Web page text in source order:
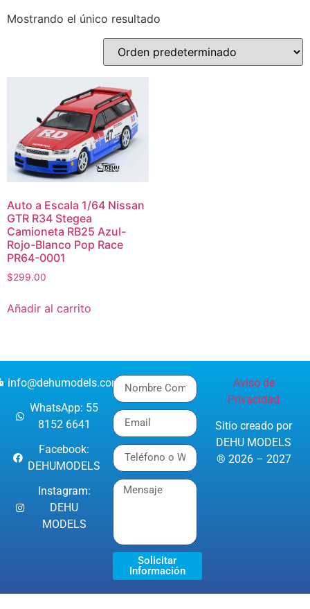
Mostrando el único resultado
Auto a Escala 1/64 Nissan
GTR R34 Stegea
Camioneta RB25 Azul-
Rojo-Blanco Pop Race
PR64-0001
$299.00
Añadir al carrito
info@dehumodels.com
WhatsApp: 55
8152 6641
Facebook:
DEHUMODELS
Instagram:
DEHU
MODELS
Solicitar
Información
Aviso de
Privacidad
Sitio creado por
DEHU MODELS
® 2026 – 2027